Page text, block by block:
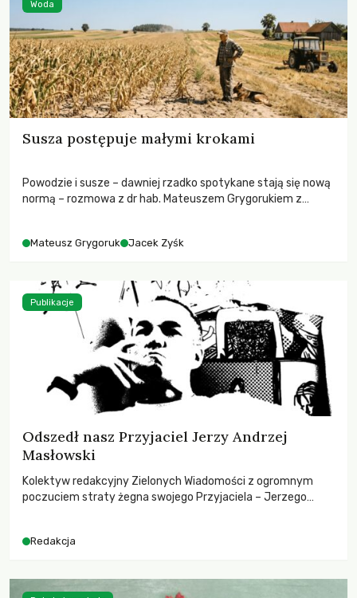
Susza postępuje małymi krokami
Powodzie i susze – dawniej rzadko spotykane stają się nową
normą – rozmowa z dr hab. Mateuszem Grygorukiem z
Mateusz Grygoruk Jacek Zyśk
Woda
Odszedł nasz Przyjaciel Jerzy Andrzej
Masłowski
Kolektyw redakcyjny Zielonych Wiadomości z ogromnym
poczuciem straty żegna swojego Przyjaciela – Jerzego
Redakcja
Publikacje